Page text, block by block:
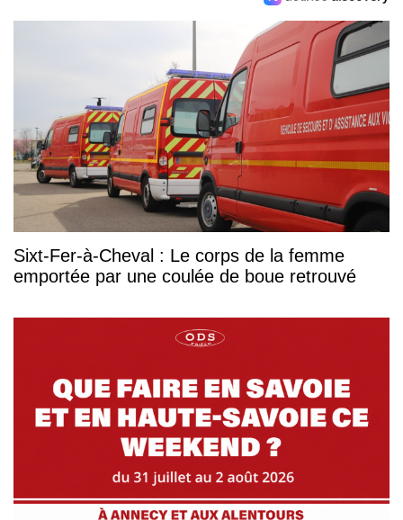
Sixt-Fer-à-Cheval : Le corps de la femme
emportée par une coulée de boue retrouvé